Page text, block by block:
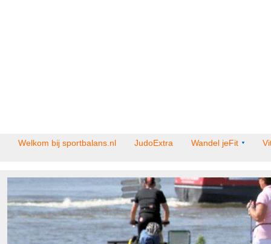
Welkom bij sportbalans.nl JudoExtra Wandel jeFit